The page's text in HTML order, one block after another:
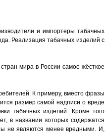
и импортеры табачных
Реализация табачных изделий с
мира в России самое жёсткое
К примеру, вместо фразы
размер самой надписи о вреде
табачных изделий. Кроме того
в названии которых содержатся
не являются менее вредными. И,